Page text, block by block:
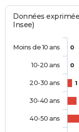
Données
Insee)
0
0
1
Moins de 10 ans
10-20 ans
20-30 ans
30-40 ans
40-50 ans